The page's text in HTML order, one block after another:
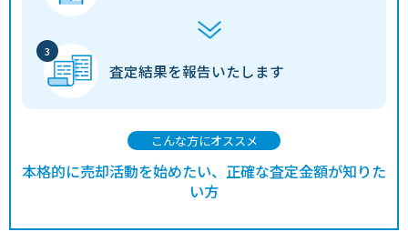
査定結果を報告いたします
こんな方にオススメ
本格的に売却活動を始めたい、正確な査定金額が知りた
い方